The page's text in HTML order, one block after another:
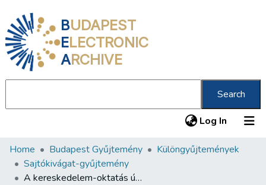
BUDAPEST
ELECTRONIC
ARCHIVE
Search
Log In (current)
Communities & Collections
All of DSpace
Home Budapest Gyűjtemény
Különgyűjtemények
Sajtókivágat-gyűjtemény
A kereskedelem-oktatás úttörői